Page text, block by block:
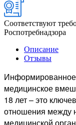
Соответствуют
Роспотребнадзора
Описание
Отзывы
Информированное
медицинское
18 лет – это
отношения между
медицинской